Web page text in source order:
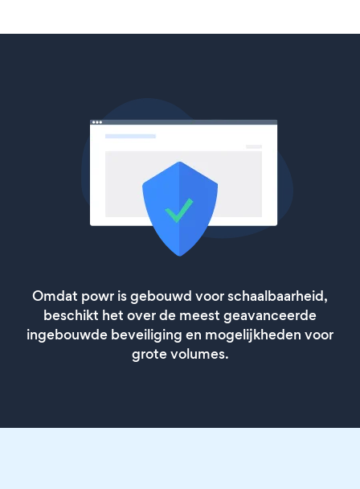
Omdat powr is gebouwd voor schaalbaarheid,
beschikt het over de meest geavanceerde
ingebouwde beveiliging en mogelijkheden voor
grote volumes.